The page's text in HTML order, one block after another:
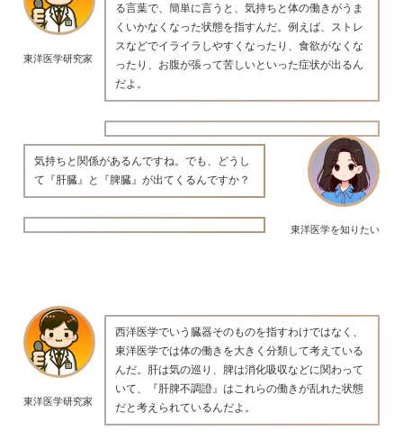
東洋医学研究家
る言葉で、簡単に言うと、気持ちと体の働きがうま
くいかなくなった状態を指すんだ。例えば、ストレ
スなどでイライラしやすくなったり、食欲がなくな
ったり、お腹が張って苦しいといった症状が出るん
だよ。
東洋医学を知りたい
気持ちと関係があるんですね。でも、どうし
て『肝臓』と『脾臓』が出てくるんですか？
東洋医学研究家
西洋医学でいう臓器そのものを指すわけではなく、
東洋医学では体の働きを大きく分類して考えている
んだ。肝は気の巡り、脾は消化吸収などに関わって
いて、『肝脾不調證』はこれらの働きが乱れた状態
だと考えられているんだよ。